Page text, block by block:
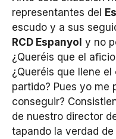
representantes del
escudo y a sus
RCD Espanyol y no
¿Queréis que el
¿Queréis que llene
partido? Pues yo me
conseguir?
de nuestro director
tapando la verdad